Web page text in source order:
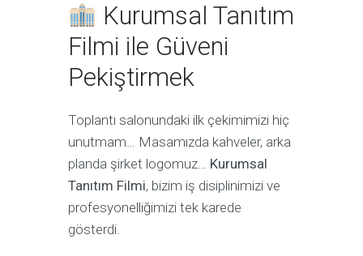
Kurumsal Tanıtım
Filmi ile Güveni
Pekiştirmek
Toplantı salonundaki ilk çekimimizi hiç
unutmam… Masamızda kahveler, arka
planda şirket logomuz… Kurumsal
Tanıtım Filmi, bizim iş disiplinimizi ve
profesyonelliğimizi tek karede
gösterdi.